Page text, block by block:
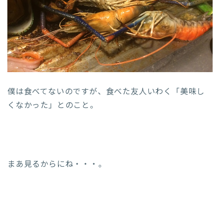
僕は食べてないのですが、食べた友人いわく「美味し
くなかった」とのこと。
まあ見るからにね・・・。